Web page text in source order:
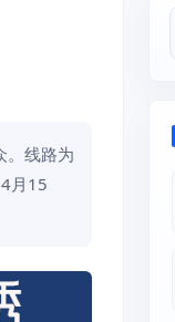
。线路为
月15